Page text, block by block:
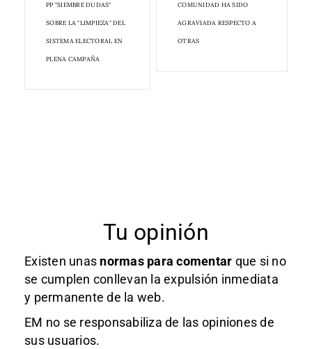
PP "SIEMBRE DUDAS"
SOBRE LA "LIMPIEZA" DEL
SISTEMA ELECTORAL EN
PLENA CAMPAÑA
COMUNIDAD HA SIDO
AGRAVIADA RESPECTO A
OTRAS
Tu opinión
Existen unas normas para comentar que si no
se cumplen conllevan la expulsión inmediata
y permanente de la web.
EM no se responsabiliza de las opiniones de
sus usuarios.